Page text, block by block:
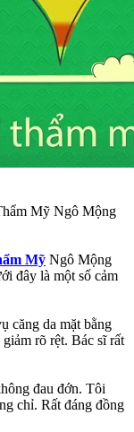
Mỹ Ngô Mộng
Mỹ Ngô Mộng
đây là một số cảm
căng da mặt bằng
rõ rệt. Bác sĩ rất
đau đớn. Tôi
chỉ. Rất đáng đồng